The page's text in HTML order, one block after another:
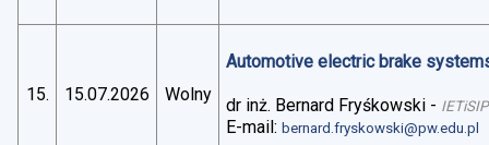
15. 15.07.2026 Wolny
Automotive electric brake
dr inż. Bernard Fryśkowski - IETiSIP
E-mail:bernard.fryskowski@pw.edu.pl